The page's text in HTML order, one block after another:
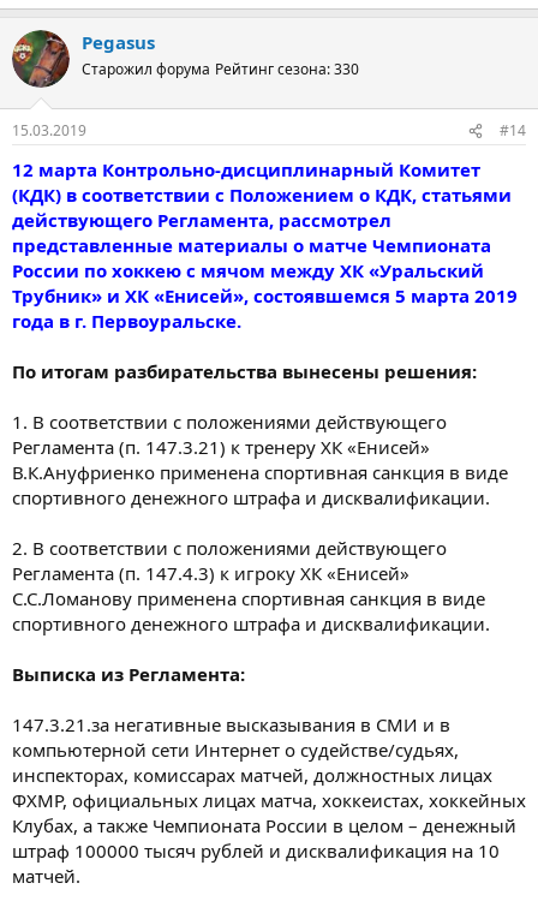
Pegasus
Старожил форума Рейтинг сезона: 330
15.03.2019 #14
12 марта Контрольно-дисциплинарный Комитет
(КДК) в соответствии с Положением о КДК, статьями
действующего Регламента, рассмотрел
представленные материалы о матче Чемпионата
России по хоккею с мячом между ХК «Уральский
Трубник» и ХК «Енисей», состоявшемся 5 марта 2019
года в г. Первоуральске.
По итогам разбирательства вынесены решения:
1. В соответствии с положениями действующего
Регламента (п. 147.3.21) к тренеру ХК «Енисей»
В.К.Ануфриенко применена спортивная санкция в виде
спортивного денежного штрафа и дисквалификации.
2. В соответствии с положениями действующего
Регламента (п. 147.4.3) к игроку ХК «Енисей»
С.С.Ломанову применена спортивная санкция в виде
спортивного денежного штрафа и дисквалификации.
Выписка из Регламента:
147.3.21.за негативные высказывания в СМИ и в
компьютерной сети Интернет о судействе/судьях,
инспекторах, комиссарах матчей, должностных лицах
ФХМР, официальных лицах матча, хоккеистах, хоккейных
Клубах, а также Чемпионата России в целом – денежный
штраф 100000 тысяч рублей и дисквалификация на 10
матчей.